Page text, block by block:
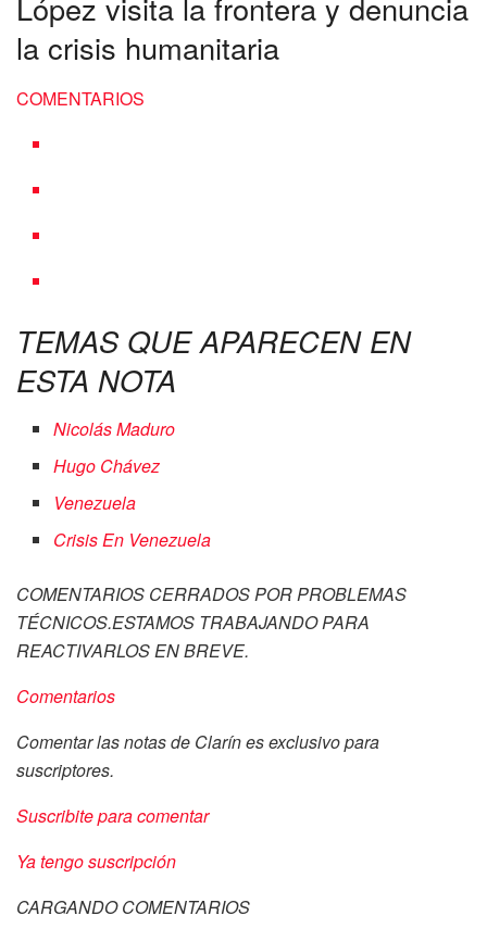
la crisis humanitaria
COMENTARIOS
TEMAS QUE APARECEN EN
ESTA NOTA
Nicolás Maduro
Hugo Chávez
Venezuela
Crisis En Venezuela
COMENTARIOS CERRADOS POR PROBLEMAS
TÉCNICOS.ESTAMOS TRABAJANDO PARA
REACTIVARLOS EN BREVE.
Comentarios
Comentar las notas de Clarín es exclusivo para
suscriptores.
Suscribite para comentar
Ya tengo suscripción
CARGANDO COMENTARIOS